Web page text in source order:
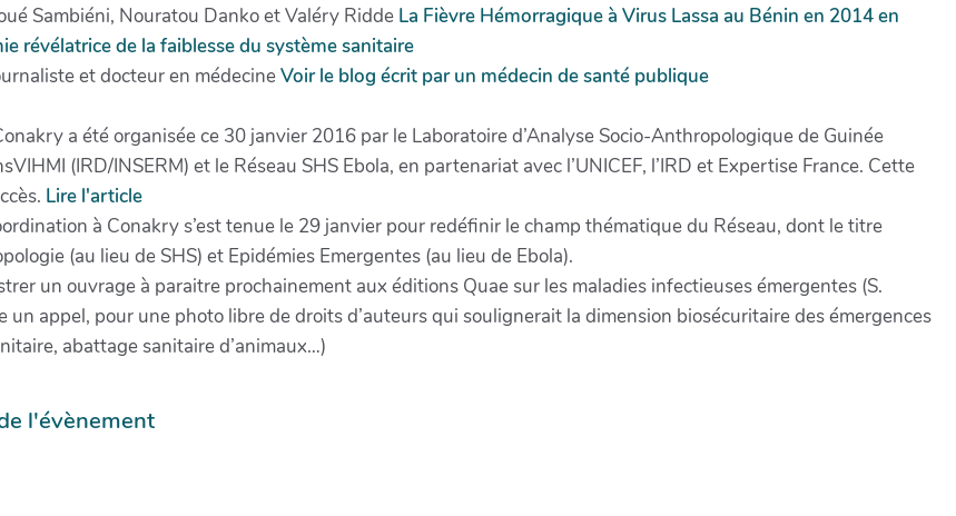
Sambiéni, Nouratou Danko et Valéry Ridde La Fièvre Hémorragique à Virus Lassa au Bénin en 2014 en
révélatrice de la faiblesse du système sanitaire
et docteur en médecineVoir le blog écrit par un médecin de santé publique
a été organisée ce 30 janvier 2016 par le Laboratoire d’Analyse Socio-Anthropologique de Guinée
(IRD/INSERM) et le Réseau SHS Ebola, en partenariat avec l’UNICEF, l’IRD et Expertise France. Cette
Lire l'article
à Conakry s’est tenue le 29 janvier pour redéfinir le champ thématique du Réseau, dont le titre
(au lieu de SHS) et Epidémies Emergentes (au lieu de Ebola).
un ouvrage à paraitre prochainement aux éditions Quae sur les maladies infectieuses émergentes (S.
un appel, pour une photo libre de droits d’auteurs qui soulignerait la dimension biosécuritaire des émergences
abattage sanitaire d’animaux…)
l'évènement